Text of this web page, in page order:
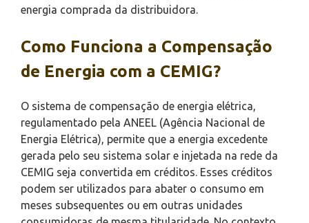
energia comprada da distribuidora.
Como Funciona a Compensação
de Energia com a CEMIG?
O sistema de compensação de energia elétrica,
regulamentado pela ANEEL (Agência Nacional de
Energia Elétrica), permite que a energia excedente
gerada pelo seu sistema solar e injetada na rede da
CEMIG seja convertida em créditos. Esses créditos
podem ser utilizados para abater o consumo em
meses subsequentes ou em outras unidades